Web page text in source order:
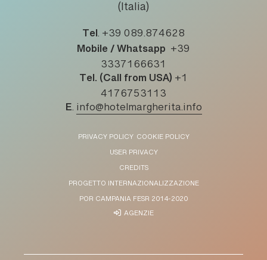
(Italia)
Tel. +39 089.874628
Mobile / Whatsapp +39
3337166631
Tel. (Call from USA) +1
4176753113
E. info@hotelmargherita.info
PRIVACY POLICY COOKIE POLICY
USER PRIVACY
CREDITS
PROGETTO INTERNAZIONALIZZAZIONE
POR CAMPANIA FESR 2014-2020
AGENZIE